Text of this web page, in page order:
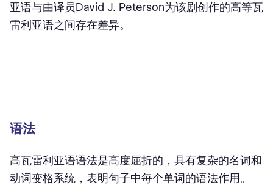
亚语与由译员David J. Peterson为该剧创作的高等瓦
雷利亚语之间存在差异。
语法
高瓦雷利亚语语法是高度屈折的，具有复杂的名词和
动词变格系统，表明句子中每个单词的语法作用。